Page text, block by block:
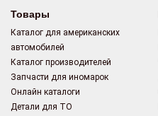
Товары
Каталог для американских
автомобилей
Каталог производителей
Запчасти для иномарок
Онлайн каталоги
Детали для ТО